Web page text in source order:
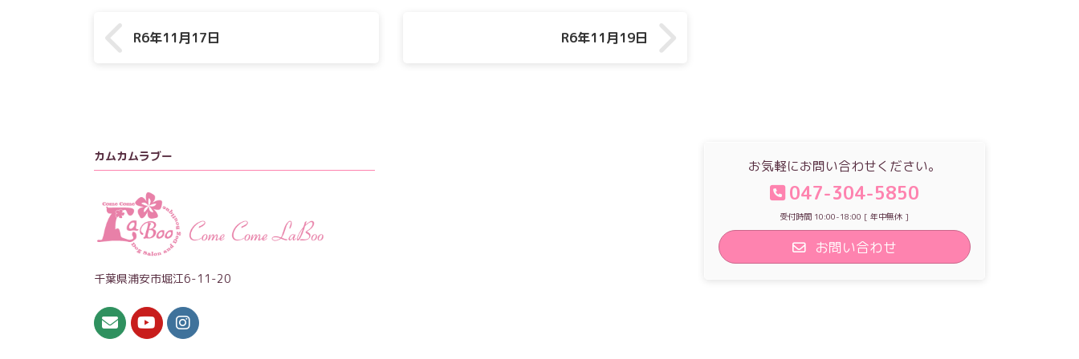
R6年11月17日 R6年11月19日
カムカムラブー
千葉県浦安市堀江6-11-20
お気軽にお問い合わせください。
047-304-5850
受付時間 10:00-18:00 [ 年中無休 ]
お問い合わせ